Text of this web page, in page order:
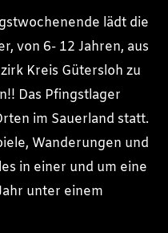
lädt die
von 6- 12 Jahren, aus
Kreis Gütersloh zu
Das Pfingstlager
im Sauerland statt.
Wanderungen und
in einer und um eine
unter einem